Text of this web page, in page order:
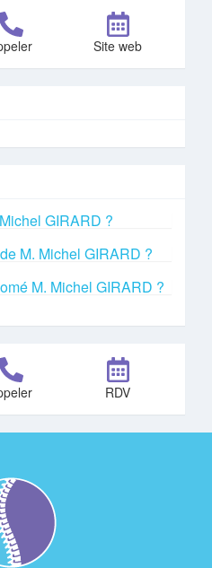
Site web
GIRARD ?
M. Michel GIRARD ?
M. Michel GIRARD ?
RDV